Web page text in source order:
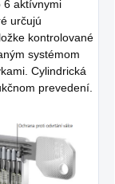
6 aktívnymi
určujú
kontrolované
systémom
Cylindrická
prevedení.